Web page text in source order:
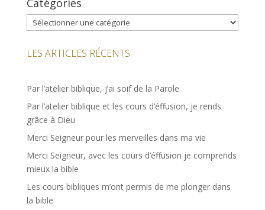
Catégories
Catégories
LES ARTICLES RÉCENTS
Par l’atelier biblique, j’ai soif de la Parole
Par l’atelier biblique et les cours d’éffusion, je rends
grâce à Dieu
Merci Seigneur pour les merveilles dans ma vie
Merci Seigneur, avec les cours d’éffusion je comprends
mieux la bible
Les cours bibliques m’ont permis de me plonger dans
la bible